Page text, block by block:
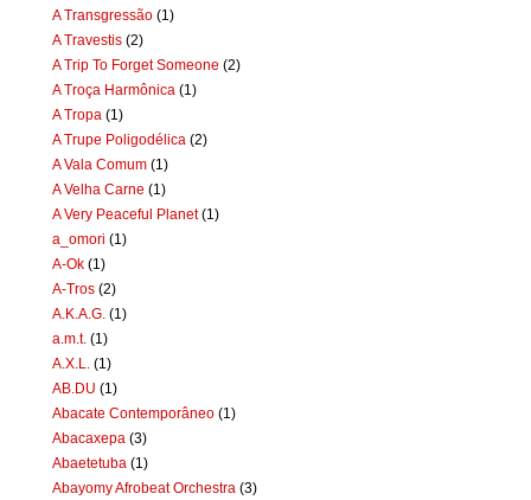
A Transgressão (1)
A Travestis (2)
A Trip To Forget Someone (2)
A Troça Harmônica (1)
A Tropa (1)
A Trupe Poligodélica (2)
A Vala Comum (1)
A Velha Carne (1)
A Very Peaceful Planet (1)
a_omori (1)
A-Ok (1)
A-Tros (2)
A.K.A.G. (1)
a.m.t. (1)
A.X.L.
(1)
AB.DU (1)
Abacate Contemporâneo (1)
Abacaxepa (3)
Abaetetuba (1)
Abayomy Afrobeat Orchestra (3)